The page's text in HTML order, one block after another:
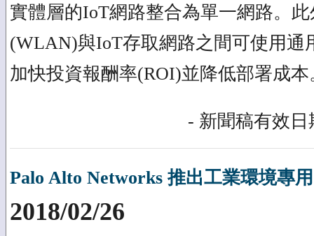
實體層的IoT網路整合為單一網路。
(WLAN)與IoT存取網路之間可使用通
加快投資報酬率(ROI)並降低部署成本
- 新聞稿有效日
Palo Alto Networks 推出工業環境專
2018/02/26